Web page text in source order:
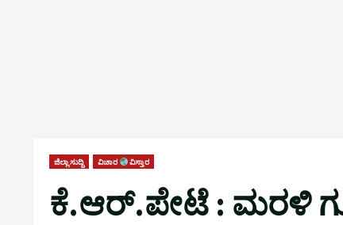
ಜಿಲ್ಲಾ ಸುದ್ದಿ ವಿಚಾರ ವಿಸ್ತಾರ
ಕೆ.ಆರ್.ಪೇಟೆ : ಮರಳಿ